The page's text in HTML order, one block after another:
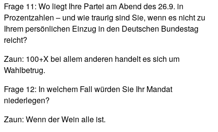
Frage 11: Wo liegt Ihre Partei am Abend des 26.9. in
Prozentzahlen – und wie traurig sind Sie, wenn es nicht zu
Ihrem persönlichen Einzug in den Deutschen Bundestag
reicht?
Zaun: 100+X bei allem anderen handelt es sich um
Wahlbetrug.
Frage 12: In welchem Fall würden Sie Ihr Mandat
niederlegen?
Zaun: Wenn der Wein alle ist.